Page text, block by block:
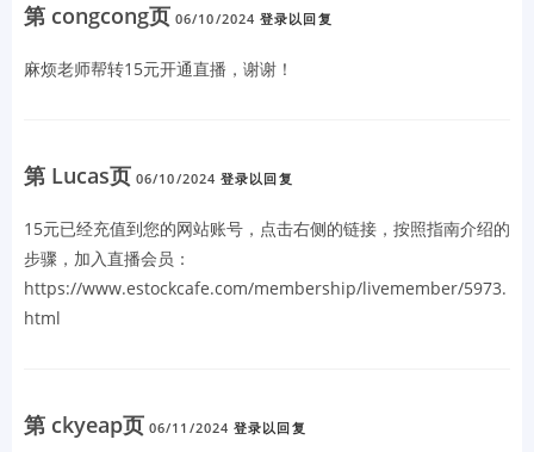
第 congcong页 06/10/2024 登录以回复
麻烦老师帮转15元开通直播，谢谢！
第 Lucas页 06/10/2024 登录以回复
15元已经充值到您的网站账号，点击右侧的链接，按照指南介绍的
步骤，加入直播会员：
https://www.estockcafe.com/membership/livemember/5973.
html
第 ckyeap页 06/11/2024 登录以回复